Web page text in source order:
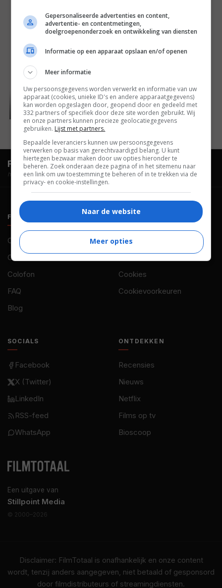
FilmTotaal.Hét online filmoverzicht.
hosted by
Een uitgave van
Stillpoint Media
© 2000–2026
FILMTOTAAL
Contact
Over ons
Colofon
FAQ
Blog
Privacy
Cookies
Cookievoorkeuren
SOCIALS
Facebook
X (Twitter)
LinkedIn
RSS-feed
WhatsApp
ONTDEKKEN
Recensies
Nieuws
Netflix
Films op tv
Bioscoop
Disclaimer: FilmTotaal is onafhankelijk en onze content
wordt, tenzij anders aangegeven, niet betaald of gesponsord
door filmdistributeurs of streamingdiensten.
Gepersonaliseerde advertenties en content,
advertentie- en contentmetingen,
doelgroepenonderzoek en ontwikkeling van diensten
Informatie op een apparaat opslaan en/of openen
Meer informatie
Uw persoonsgegevens worden verwerkt en informatie van uw
apparaat (cookies, unieke ID's en andere apparaatgegevens)
kan worden opgeslagen door, geopend door en gedeeld met
332 partners of specifiek door deze site worden gebruikt. Wij
en onze partners kunnen precieze geolocatiegegevens
gebruiken. Lijst met partners.
Bepaalde leveranciers kunnen uw persoonsgegevens
verwerken op basis van gerechtvaardigd belang. U kunt
hiertegen bezwaar maken door uw opties hieronder te
beheren. Zoek onderaan deze pagina of in het sitemenu naar
een link om uw toestemming te beheren of in te trekken via de
privacy- en cookie-instellingen.
Naar de website
Meer opties